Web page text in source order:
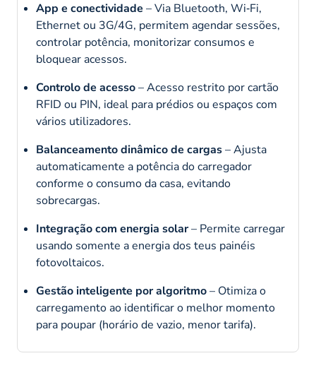
App e conectividade – Via Bluetooth, Wi‑Fi,
Ethernet ou 3G/4G, permitem agendar sessões,
controlar potência, monitorizar consumos e
bloquear acessos.
Controlo de acesso– Acesso restrito por cartão
RFID ou PIN, ideal para prédios ou espaços com
vários utilizadores.
Balanceamento dinâmico de cargas– Ajusta
automaticamente a potência do carregador
conforme o consumo da casa, evitando
sobrecargas.
Integração com energia solar– Permite carregar
usando somente a energia dos teus painéis
fotovoltaicos.
Gestão inteligente por algoritmo– Otimiza o
carregamento ao identificar o melhor momento
para poupar (horário de vazio, menor tarifa).